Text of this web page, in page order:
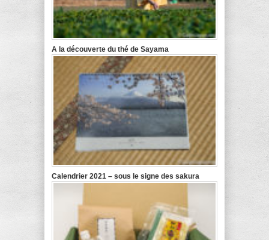
A la découverte du thé de Sayama
Calendrier 2021 – sous le signe des sakura